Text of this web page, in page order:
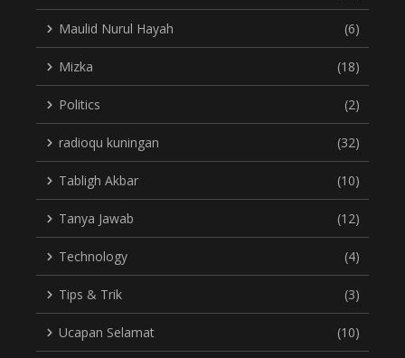
Maulid Nurul Hayah (6)
Mizka (18)
Politics (2)
radioqu kuningan (32)
Tabligh Akbar (10)
Tanya Jawab (12)
Technology (4)
Tips & Trik (3)
Ucapan Selamat (10)